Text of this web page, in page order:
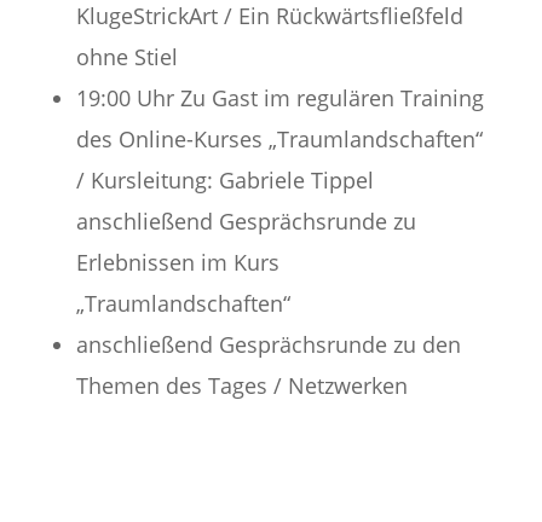
KlugeStrickArt / Ein Rückwärtsfließfeld
ohne Stiel
19:00 Uhr Zu Gast im regulären Training
des Online-Kurses „Traumlandschaften“
/ Kursleitung: Gabriele Tippel
anschließend Gesprächsrunde zu
Erlebnissen im Kurs
„Traumlandschaften“
anschließend Gesprächsrunde zu den
Themen des Tages / Netzwerken